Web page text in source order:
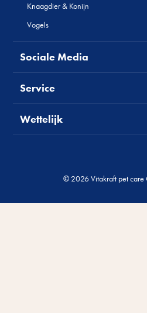
Knaagdier & Konijn
Vogels
Sociale Media
Service
Wettelijk
© 2026 Vitakraft pet care